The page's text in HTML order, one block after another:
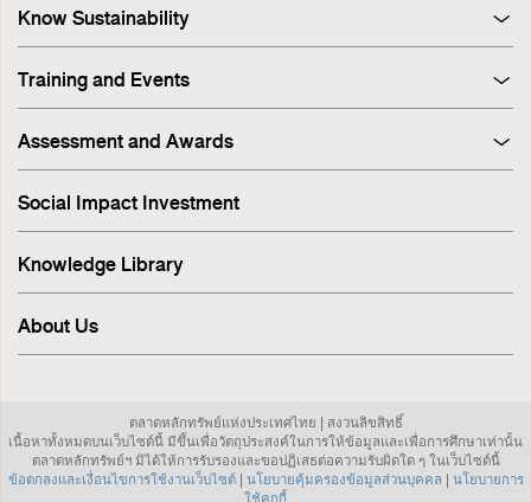
Know Sustainability
Sustainability at A Glance
Principles and Guidelines
Corporate Governance
Sustainability Management Process
Stakeholder Engagement & Materiality Analysis
ESG Risk
Sustainable Supply Chain
Environment
Innovation
Sustainability Disclosure & Reporting
Investor Relations
Training and Events
Training
Events
Assessment and Awards
Corporate Governance Report (CGR)
SET ESG Ratings
FTSE Russell ESG Scores
ASEAN Corporate Governance Scorecard
Sustainability Index
Sustainability Awards
IR Awards
Social Impact Investment
Knowledge Library
About Us
ตลาดหลักทรัพย์แห่งประเทศไทย | สงวนลิขสิทธิ์
เนื้อหาทั้งหมดบนเว็บไซต์นี้ มีขึ้นเพื่อวัตถุประสงค์ในการให้ข้อมูลและเพื่อการศึกษาเท่านั้น
ตลาดหลักทรัพย์ฯ มิได้ให้การรับรองและขอปฏิเสธต่อความรับผิดใด ๆ ในเว็บไซต์นี้
ข้อตกลงและเงื่อนไขการใช้งานเว็บไซต์| นโยบายคุ้มครองข้อมูลส่วนบุคคล
นโยบายการ
ใช้คุกกี้